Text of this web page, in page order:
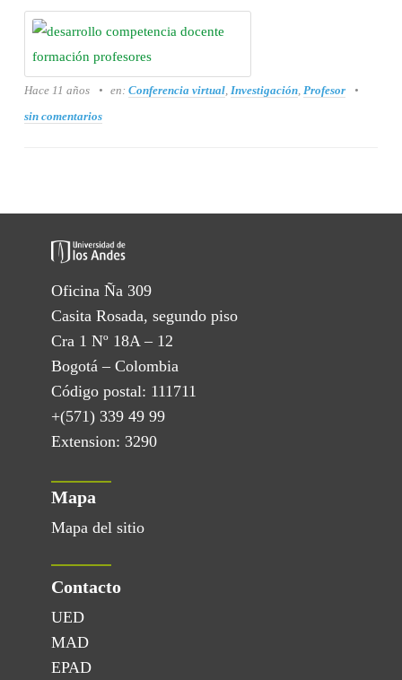
Hace 11 años en: Conferencia virtual, Investigación, Profesor
sin comentarios
Oficina Ña 309
Casita Rosada, segundo piso
Cra 1 Nº 18A – 12
Bogotá – Colombia
Código postal: 111711
+(571) 339 49 99
Extension: 3290
Mapa
Mapa del sitio
Contacto
UED
MAD
EPAD